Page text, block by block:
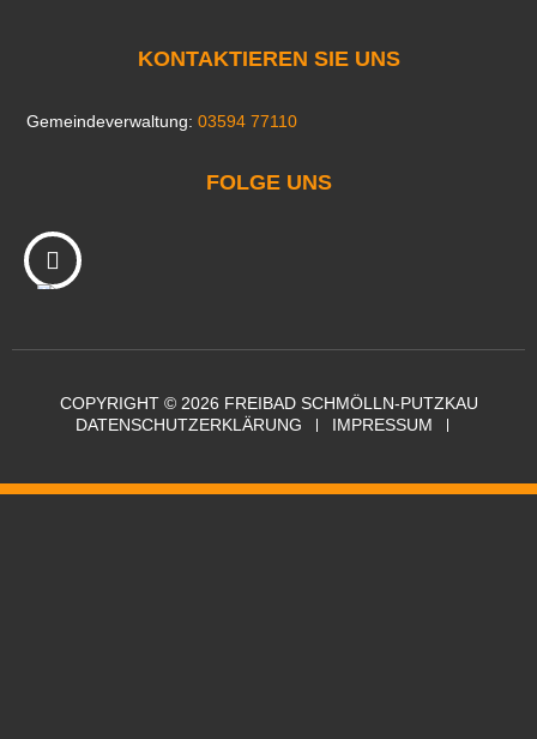
KONTAKTIEREN SIE UNS
Gemeindeverwaltung: 03594 77110
FOLGE UNS
COPYRIGHT © 2026 FREIBAD SCHMÖLLN-PUTZKAU
DATENSCHUTZERKLÄRUNG
IMPRESSUM